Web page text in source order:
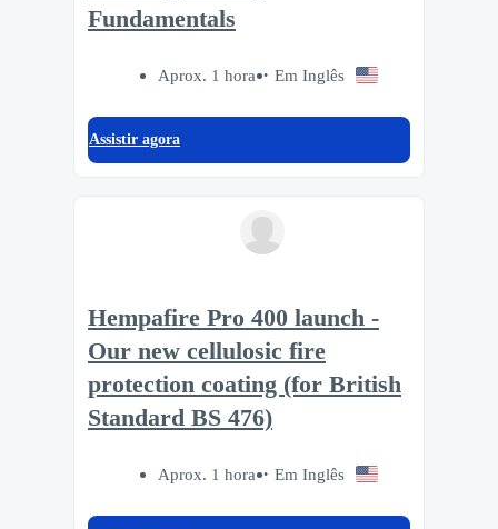
Fundamentals
Aprox. 1 hora Em Inglês
Assistir agora
Hempafire Pro 400 launch -
Our new cellulosic fire
protection coating (for British
Standard BS 476)
Aprox. 1 hora Em Inglês